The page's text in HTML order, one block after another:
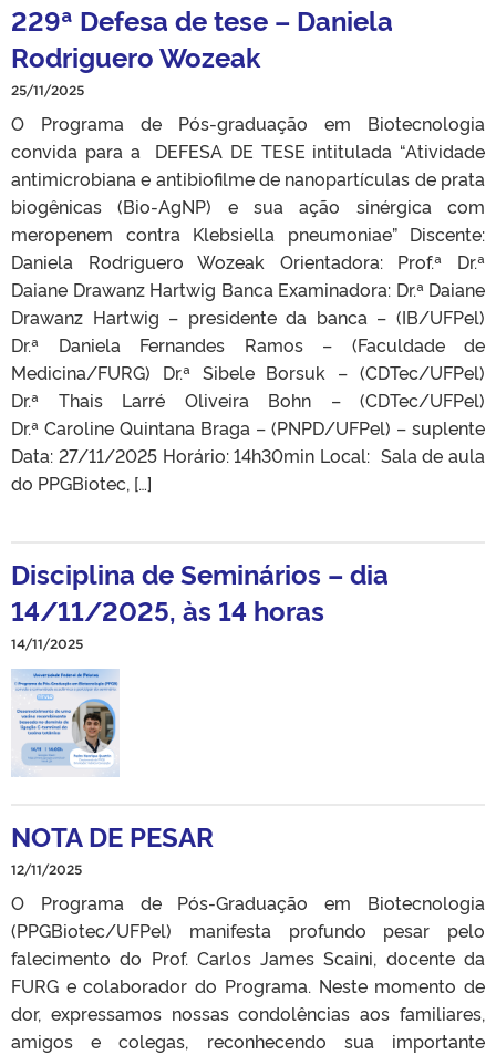
229ª Defesa de tese – Daniela
Rodriguero Wozeak
25/11/2025
O Programa de Pós-graduação em Biotecnologia
convida para a DEFESA DE TESE intitulada “Atividade
antimicrobiana e antibiofilme de nanopartículas de prata
biogênicas (Bio-AgNP) e sua ação sinérgica com
meropenem contra Klebsiella pneumoniae” Discente:
Daniela Rodriguero Wozeak Orientadora: Prof.ª Dr.ª
Daiane Drawanz Hartwig Banca Examinadora: Dr.ª Daiane
Drawanz Hartwig – presidente da banca – (IB/UFPel)
Dr.ª Daniela Fernandes Ramos – (Faculdade de
Medicina/FURG) Dr.ª Sibele Borsuk – (CDTec/UFPel)
Dr.ª Thais Larré Oliveira Bohn – (CDTec/UFPel)
Dr.ª Caroline Quintana Braga – (PNPD/UFPel) – suplente
Data: 27/11/2025 Horário: 14h30min Local: Sala de aula
do PPGBiotec, […]
Disciplina de Seminários – dia
14/11/2025, às 14 horas
14/11/2025
NOTA DE PESAR
12/11/2025
O Programa de Pós-Graduação em Biotecnologia
(PPGBiotec/UFPel) manifesta profundo pesar pelo
falecimento do Prof. Carlos James Scaini, docente da
FURG e colaborador do Programa. Neste momento de
dor, expressamos nossas condolências aos familiares,
amigos e colegas, reconhecendo sua importante